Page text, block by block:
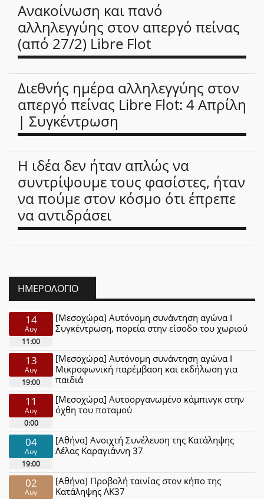
Ανακοίνωση και πανό
αλληλεγγύης στον απεργό πείνας
(από 27/2) Libre Flot
Διεθνής ημέρα αλληλεγγύης στον
απεργό πείνας Libre Flot: 4 Απρίλη
| Συγκέντρωση
Η ιδέα δεν ήταν απλώς να
συντρίψουμε τους φασίστες, ήταν
να πούμε στον κόσμο ότι έπρεπε
να αντιδράσει
ΗΜΕΡΟΛΌΓΙΟ
14
Αυγ
11:00
[Μεσοχώρα] Αυτόνομη συνάντηση αγώνα Ι
Συγκέντρωση, πορεία στην είσοδο του χωριού
13
Αυγ
19:00
[Μεσοχώρα] Αυτόνομη συνάντηση αγώνα Ι
Μικροφωνική παρέμβαση και εκδήλωση για
παιδιά
11
Αυγ
0:00
[Μεσοχώρα] Αυτοοργανωμένο κάμπινγκ στην
όχθη του ποταμού
04
Αυγ
19:00
[Αθήνα] Ανοιχτή Συνέλευση της Κατάληψης
Λέλας Καραγιάννη 37
02
Αυγ
[Αθήνα] Προβολή ταινίας στον κήπο της
Κατάληψης ΛΚ37